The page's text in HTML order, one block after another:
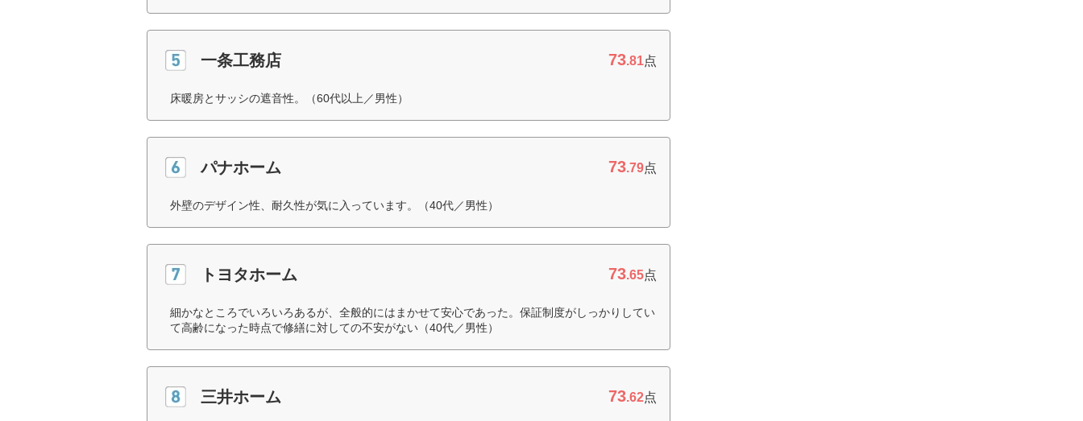
一条工務店 73.81点
床暖房とサッシの遮音性。（60代以上／男性）
パナホーム 73.79点
外壁のデザイン性、耐久性が気に入っています。（40代／男性）
トヨタホーム 73.65点
細かなところでいろいろあるが、全般的にはまかせて安心であった。保証制度がしっかりしてい
て高齢になった時点で修繕に対しての不安がない（40代／男性）
三井ホーム 73.62点